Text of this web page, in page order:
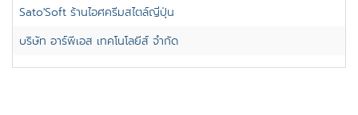
Sato'Soft ร้านไอศครีมสไตล์ญี่ปุ่น
บริษัท อาร์พีเอส เทคโนโลยีส์ จำกัด